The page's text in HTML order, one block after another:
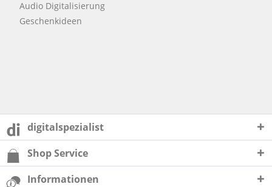
Audio Digitalisierung
Geschenkideen
digitalspezialist
Shop Service
Informationen